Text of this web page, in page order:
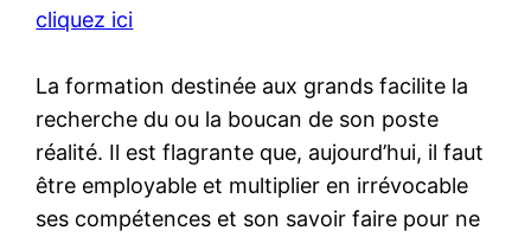
cliquez ici
La formation destinée aux grands facilite la
recherche du ou la boucan de son poste
réalité. Il est flagrante que, aujourd’hui, il faut
être employable et multiplier en irrévocable
ses compétences et son savoir faire pour ne